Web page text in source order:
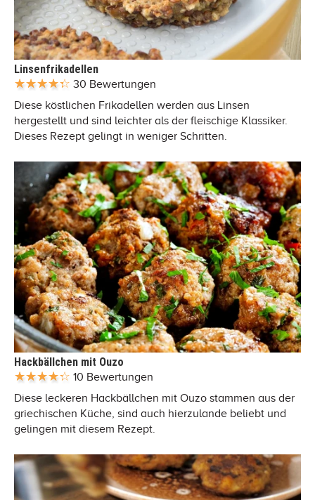
Linsenfrikadellen
30 Bewertungen
Diese köstlichen Frikadellen werden aus Linsen
hergestellt und sind leichter als der fleischige Klassiker.
Dieses Rezept gelingt in weniger Schritten.
Hackbällchen mit Ouzo
10 Bewertungen
Diese leckeren Hackbällchen mit Ouzo stammen aus der
griechischen Küche, sind auch hierzulande beliebt und
gelingen mit diesem Rezept.